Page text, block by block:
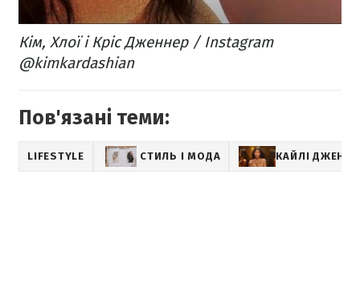
Кім, Хлої і Кріс Дженнер / Instagram
@kimkardashian
Пов'язані теми:
LIFESTYLE СТИЛЬ І МОДА КАЙЛІ